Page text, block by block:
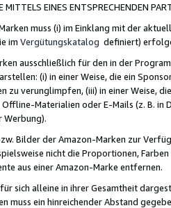
EINES ENTSPRECHENDEN
muss (i) im Einklang mit der
im Vergütungskatalog definiert)
ausschließlich für den in der
(i) in einer Weise, die ein
zu verunglimpfen, (iii) in einer Weise,
Materialien oder E-Mails (z. B. in
Werbung).
Bilder der Amazon-Marken zur
nicht die Proportionen,
aus einer Amazon-Marke entfernen.
sich alleine in ihrer Gesamtheit
muss ein hinreichender Abstand